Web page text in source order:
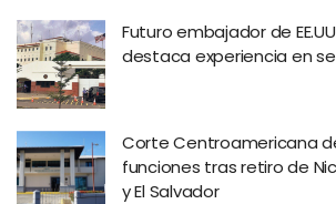
Futuro embajador de
destaca experiencia en
Corte Centroamericana
funciones tras retiro de
y El Salvador